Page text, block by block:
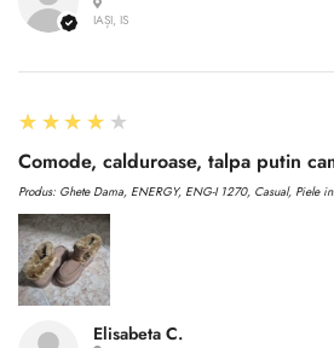
IAȘI, IS
Elisabeta C.
4
★★★★★
Comode, calduroase, talpa putin
Produs: Ghete Dama, ENERGY, ENG-I 1270, Casual, Piele